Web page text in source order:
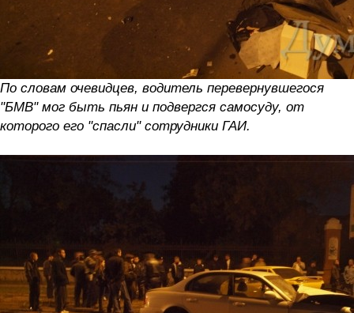
По словам очевидцев, водитель перевернувшегося
"БМВ" мог быть пьян и подвергся самосуду, от
которого его "спасли" сотрудники ГАИ.